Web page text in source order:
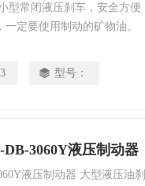
型常闭液压刹车，安全方便
定要使用制动的矿物油。
型号：
3060Y液压制动器
液压制动器 大型液压油